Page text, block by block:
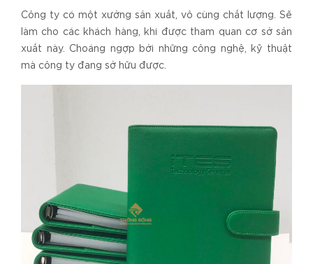
Công ty có một xưởng sản xuất, vô cùng chất lượng. Sẽ
làm cho các khách hàng, khi được tham quan cơ sở sản
xuất này. Choáng ngợp bởi những công nghệ, kỹ thuật
mà công ty đang sở hữu được.